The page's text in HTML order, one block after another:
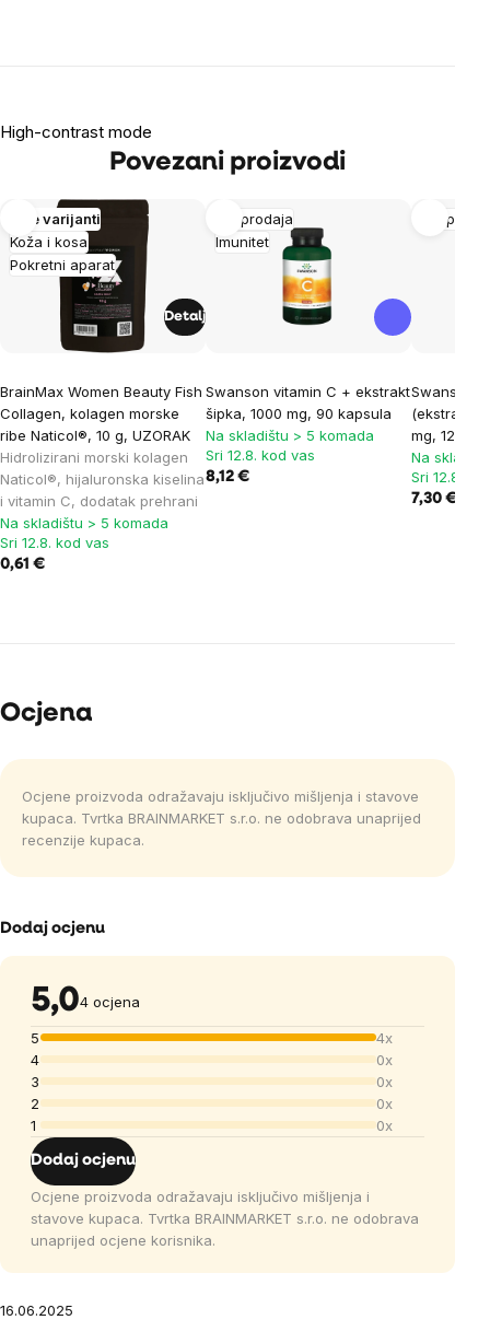
High-contrast mode
Povezani proizvodi
Koža i kosa
Pokretni aparat
Više varijanti
BrainMax Women Beauty Fish
Collagen, kolagen morske
ribe Naticol®, 10 g, UZORAK
Hidrolizirani morski kolagen
Naticol®, hijaluronska kiselina
i vitamin C, dodatak prehrani
Na skladištu > 5 komada
Sri 12.8. kod vas
0,61 €
Detalj
Rasprodaja
Imunitet
Swanson vitamin C + ekstrakt
šipka, 1000 mg, 90 kapsula
Na skladištu > 5 komada
Sri 12.8. kod vas
8,12 €
Swanson
(ekstrakt
mg, 120
Na
Sri 12.8.
7,30 €
Ocjena
Ocjene proizvoda odražavaju isključivo mišljenja i stavove
kupaca. Tvrtka BRAINMARKET s.r.o. ne odobrava unaprijed
recenzije kupaca.
Dodaj ocjenu
5,04 ocjena
5
4x
4
0x
3
0x
2
0x
1
0x
Dodaj ocjenu
Ocjene proizvoda odražavaju isključivo mišljenja i
stavove kupaca. Tvrtka BRAINMARKET s.r.o. ne odobrava
unaprijed ocjene korisnika.
16.06.2025